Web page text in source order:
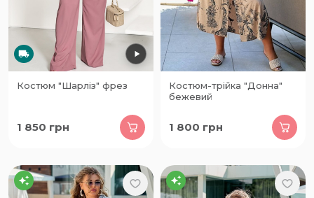
Костюм "Шарліз" фрез
1 850 грн
Костюм-трійка "Донна"
бежевий
1 800 грн